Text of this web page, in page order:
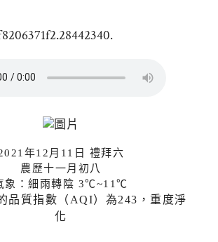
年12月11日 禮拜六
農歷十一月初八
象：細雨轉陰 3℃~11℃
品質指數（AQI）為243，重度淨
化